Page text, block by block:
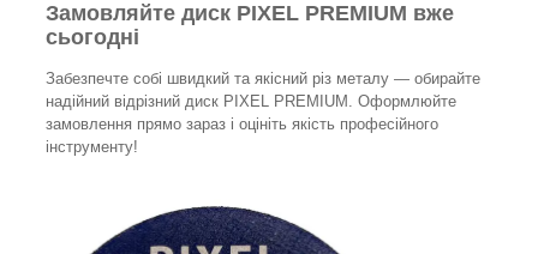
Замовляйте диск PIXEL PREMIUM вже
сьогодні
Забезпечте собі швидкий та якісний різ металу — обирайте
надійний відрізний диск PIXEL PREMIUM. Оформлюйте
замовлення прямо зараз і оцініть якість професійного
інструменту!